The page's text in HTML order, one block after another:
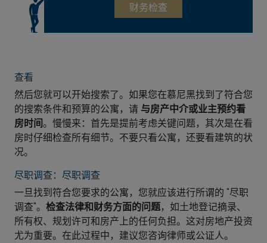
财务检查
查看
然后您就可以开始搜索了。如果您在慕尼黑找到了符合您
的搜索条件和预算的公寓，请 与房产中介或业主预约看
房时间。慢慢来：首先是提前考虑关键问题，其次是在看
房时仔细检查所有细节。不要只看公寓，还要看建筑的状
况。
尽职调查：尽职调查
一旦找到符合您要求的公寓，您就应该进行所谓的 "尽职
调查"。 检查法律和财务方面的问题，如土地登记摘录、
所有权、规划许可和房产上的任何负担。这对房地产投资
尤为重要。在此过程中，建议您咨询律师或公证人。